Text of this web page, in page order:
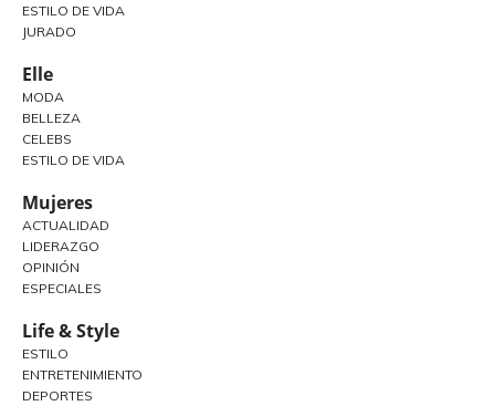
ESTILO DE VIDA
JURADO
Elle
MODA
BELLEZA
CELEBS
ESTILO DE VIDA
Mujeres
ACTUALIDAD
LIDERAZGO
OPINIÓN
ESPECIALES
Life & Style
ESTILO
ENTRETENIMIENTO
DEPORTES